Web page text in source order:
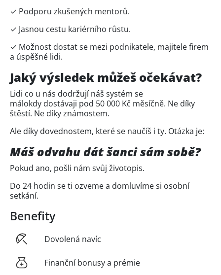
✓ Podporu zkušených mentorů.
✓ Jasnou cestu kariérního růstu.
✓ Možnost dostat se mezi podnikatele, majitele firem
a úspěšné lidi.
Jaký výsledek můžeš očekávat?
Lidi co u nás dodržují náš systém se
málokdy dostávaji pod 50 000 Kč měsíčně. Ne díky
štěstí. Ne díky známostem.
Ale díky dovednostem, které se naučíš i ty. Otázka je:
Máš odvahu dát šanci sám sobě?
Pokud ano, pošli nám svůj životopis.
Do 24 hodin se ti ozveme a domluvíme si osobní
setkání.
Benefity
Dovolená navíc
Finanční bonusy a prémie